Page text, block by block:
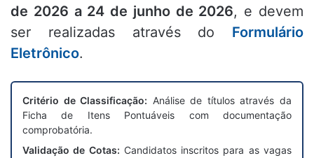
de 2026 a 24 de junho de 2026, e devem
ser realizadas através do Formulário
Eletrônico.
Critério de Classificação: Análise de títulos através da
Ficha de Itens Pontuáveis com documentação
comprobatória.
Validação de Cotas: Candidatos inscritos para as vagas